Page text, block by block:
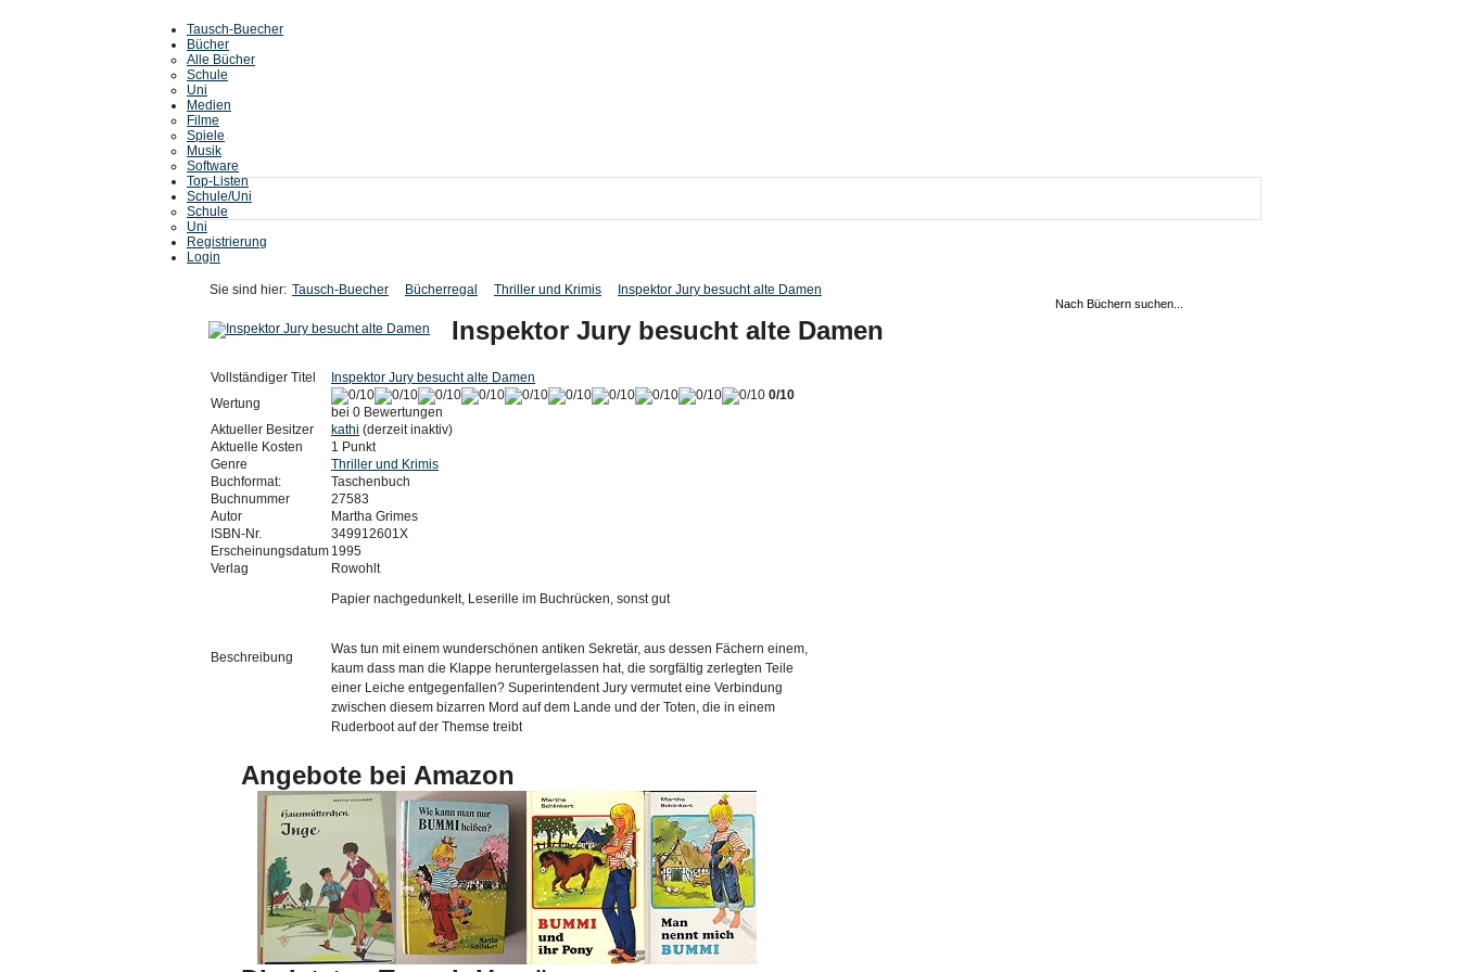
Tausch-Buecher
Bücher
Alle Bücher
Schule
Uni
Medien
Filme
Spiele
Musik
Software
Top-Listen
Schule/Uni
Schule
Uni
Registrierung
Login
Sie sind hier: Tausch-Buecher Bücherregal Thriller und Krimis Inspektor Jury besucht alte Damen
Inspektor Jury besucht alte Damen
Vollständiger Titel
Inspektor Jury besucht alte Damen
Wertung
0/10
bei 0 Bewertungen
Aktueller Besitzer
kathi (derzeit inaktiv)
Aktuelle Kosten
1 Punkt
Genre
Thriller und Krimis
Buchformat:
Taschenbuch
Buchnummer
27583
Autor
Martha Grimes
ISBN-Nr.
349912601X
Erscheinungsdatum 1995
Verlag
Rowohlt
Beschreibung
Papier nachgedunkelt, Leserille im Buchrücken, sonst gut
Was tun mit einem wunderschönen antiken Sekretär, aus dessen Fächern einem,
kaum dass man die Klappe heruntergelassen hat, die sorgfältig zerlegten Teile
einer Leiche entgegenfallen? Superintendent Jury vermutet eine Verbindung
zwischen diesem bizarren Mord auf dem Lande und der Toten, die in einem
Ruderboot auf der Themse treibt
Angebote bei Amazon